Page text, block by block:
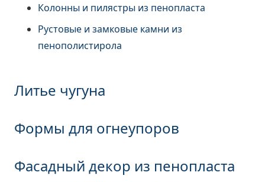
Колонны и пилястры из пенопласта
Рустовые и замковые камни из
пенополистирола
Литье чугуна
Формы для огнеупоров
Фасадный декор из пенопласта